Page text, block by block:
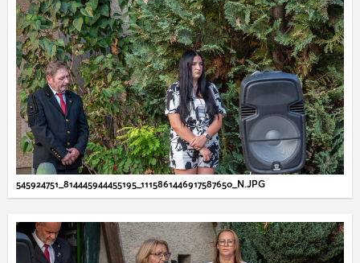
545924751_814445944455195_1115861446917587650_N.JPG